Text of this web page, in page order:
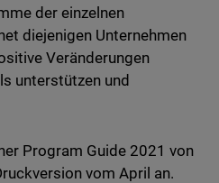
der einzelnen
diejenigen Unternehmen
Veränderungen
unterstützen und
Program Guide 2021 von
vom April an.